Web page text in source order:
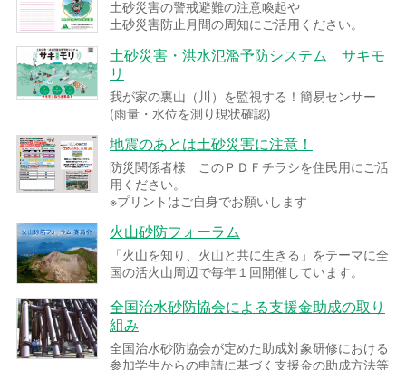
土砂災害の警戒避難の注意喚起や
土砂災害防止月間の周知にご活用ください。
土砂災害・洪水氾濫予防システム サキモ
リ
我が家の裏山（川）を監視する！簡易センサー
(雨量・水位を測り現状確認)
地震のあとは土砂災害に注意！
防災関係者様 このＰＤＦチラシを住民用にご活
用ください。
※プリントはご自身でお願いします
火山砂防フォーラム
「火山を知り、火山と共に生きる」をテーマに全
国の活火山周辺で毎年１回開催しています。
全国治水砂防協会による支援金助成の取り
組み
全国治水砂防協会が定めた助成対象研修における
参加学生からの申請に基づく支援金の助成方法等